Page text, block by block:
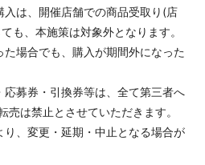
は、開催店舗での商品受取り(店
も、本施策は対象外となります。
場合でも、購入が期間外になった
募券・引換券等は、全て第三者へ
売は禁止とさせていただきます。
、変更・延期・中止となる場合が